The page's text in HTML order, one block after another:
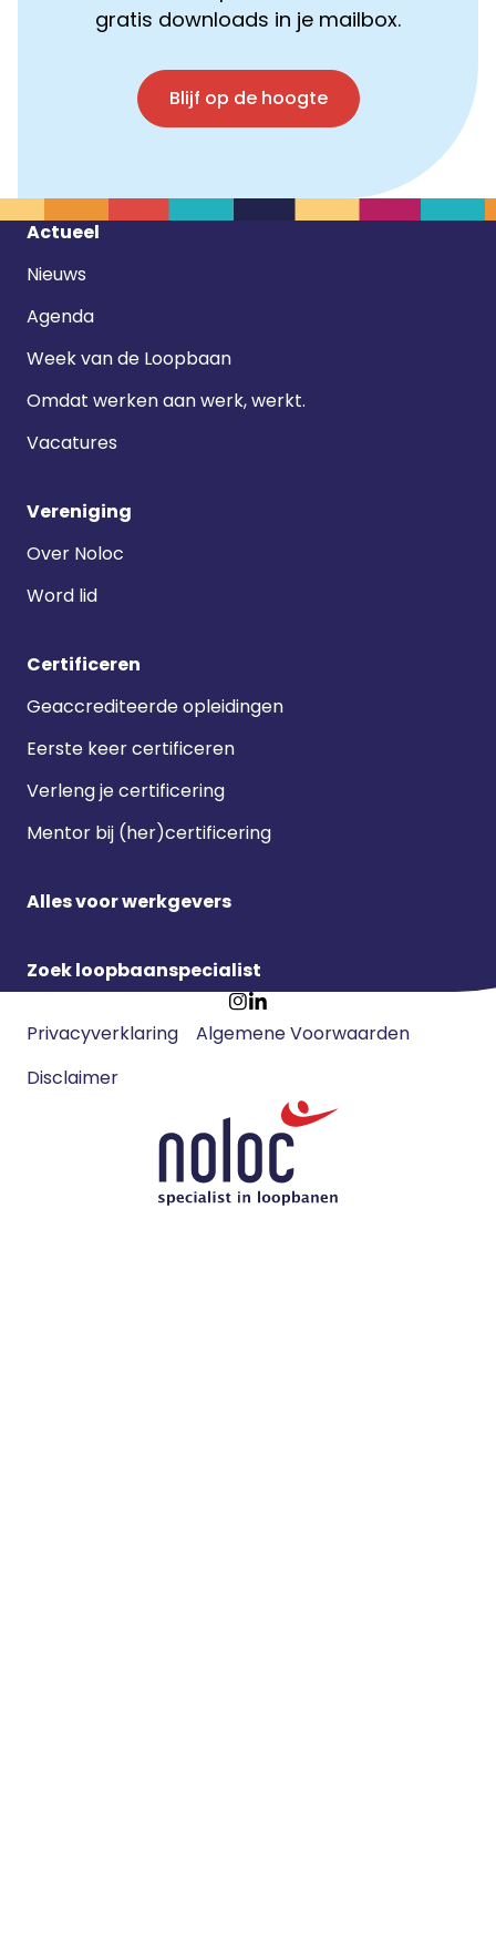
gratis downloads in je mailbox.
Blijf op de hoogte
Footer
Actueel
Nieuws
Agenda
Week van de Loopbaan
Omdat werken aan werk, werkt.
Vacatures
Vereniging
Over Noloc
Word lid
Certificeren
Geaccrediteerde opleidingen
Eerste keer certificeren
Verleng je certificering
Mentor bij (her)certificering
Alles voor werkgevers
Zoek loopbaanspecialist
GaGa
Footer
navigatie
Privacyverklaring
Algemene Voorwaarden
Disclaimer